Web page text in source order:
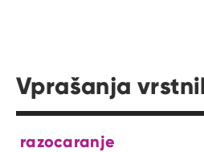
Vprašanja
razocaranje